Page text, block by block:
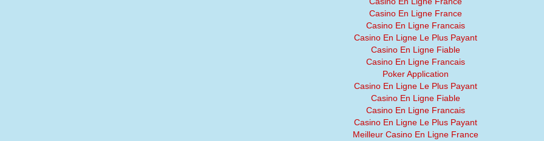
Casino En Ligne France
Casino En Ligne Francais
Casino En Ligne Le Plus Payant
Casino En Ligne Fiable
Casino En Ligne Francais
Poker Application
Casino En Ligne Le Plus Payant
Casino En Ligne Fiable
Casino En Ligne Francais
Casino En Ligne Le Plus Payant
Meilleur Casino En Ligne France